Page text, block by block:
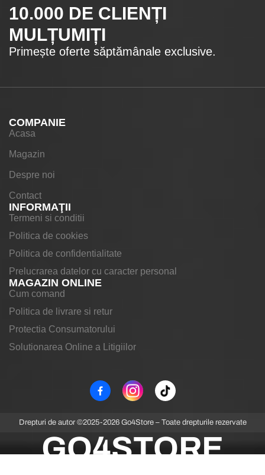
10.000 DE CLIENȚI
MULȚUMIȚI
Primește oferte săptămânale exclusive.
COMPANIE
Acasa
Magazin
Despre noi
Contact
INFORMAŢII
Termeni si conditii
Politica de cookies
Politica de confidentialitate
Prelucrarea datelor cu caracter personal
MAGAZIN ONLINE
Cum comand
Politica de livrare si retur
Protectia Consumatorului
Solutionarea Online a Litigiilor
Drepturi de autor ©2025-2026 Go4Store – Toate drepturile rezervate
GO4STORE